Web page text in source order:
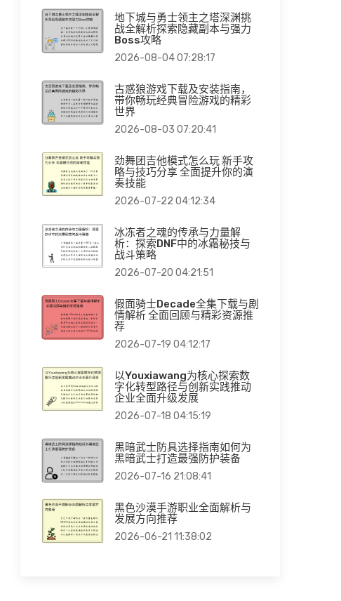
地下城与勇士领主之塔深渊挑
战全解析探索隐藏副本与强力
Boss攻略
2026-08-04 07:28:17
古惑狼游戏下载及安装指南，
带你畅玩经典冒险游戏的精彩
世界
2026-08-03 07:20:41
劲舞团吉他模式怎么玩 新手攻
略与技巧分享 全面提升你的演
奏技能
2026-07-22 04:12:34
冰冻者之魂的传承与力量解
析：探索DNF中的冰霜秘技与
战斗策略
2026-07-20 04:21:51
假面骑士Decade全集下载与剧
情解析 全面回顾与精彩资源推
荐
2026-07-19 04:12:17
以Youxiawang为核心探索数
字化转型路径与创新实践推动
企业全面升级发展
2026-07-18 04:15:19
黑暗武士防具选择指南如何为
黑暗武士打造最强防护装备
2026-07-16 21:08:41
黑色沙漠手游职业全面解析与
发展方向推荐
2026-06-21 11:38:02